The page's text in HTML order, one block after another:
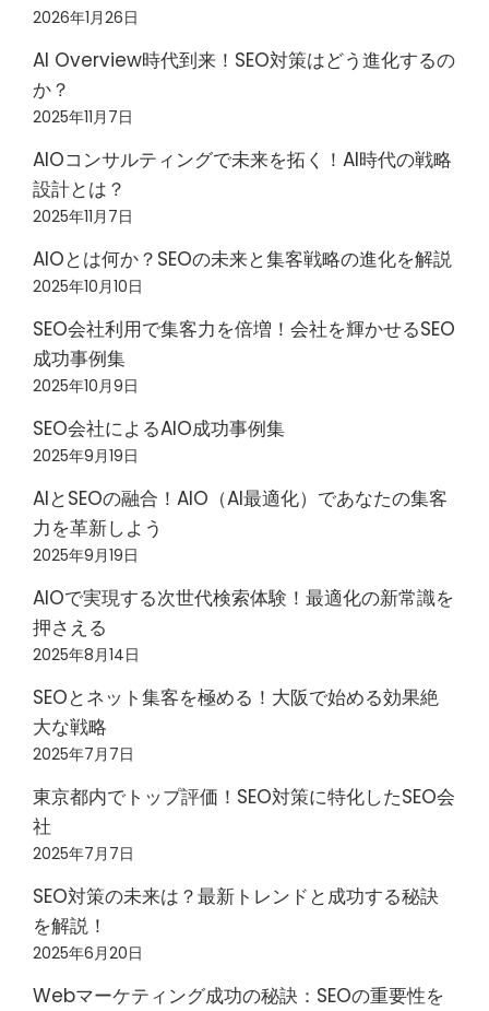
2026年1月26日
AI Overview時代到来！SEO対策はどう進化するの
か？
2025年11月7日
AIOコンサルティングで未来を拓く！AI時代の戦略
設計とは？
2025年11月7日
AIOとは何か？SEOの未来と集客戦略の進化を解説
2025年10月10日
SEO会社利用で集客力を倍増！会社を輝かせるSEO
成功事例集
2025年10月9日
SEO会社によるAIO成功事例集
2025年9月19日
AIとSEOの融合！AIO（AI最適化）であなたの集客
力を革新しよう
2025年9月19日
AIOで実現する次世代検索体験！最適化の新常識を
押さえる
2025年8月14日
SEOとネット集客を極める！大阪で始める効果絶
大な戦略
2025年7月7日
東京都内でトップ評価！SEO対策に特化したSEO会
社
2025年7月7日
SEO対策の未来は？最新トレンドと成功する秘訣
を解説！
2025年6月20日
Webマーケティング成功の秘訣：SEOの重要性を